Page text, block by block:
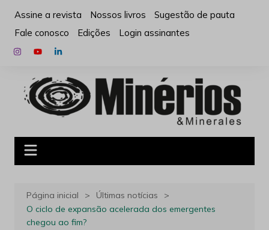
para
conteúdo
Assine a revista Nossos livros
Sugestão de pauta
Fale conosco
Edições Login assinantes
Página inicial
Últimas notícias
O ciclo de expansão acelerada dos emergentes
chegou ao fim?